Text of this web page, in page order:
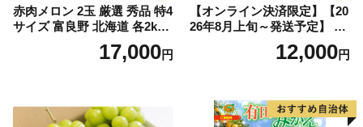
赤肉メロン 2玉 厳選 秀品 特4
サイズ 富良野 北海道 各2kg
～2.6kg 2玉 セット ファーム
富良野 メロン めろん 果物 く
17,000円
【オンライン決済限定】【20
26年8月上旬～発送予定】 先
行予約 「浅間水蜜桃プレミ
アム」 もも あかつき 秀品 約
果肉 長野県産 小諸市
12,000円